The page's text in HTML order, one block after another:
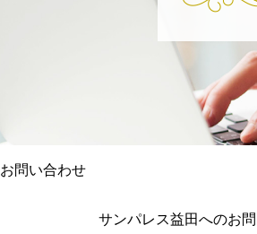
お問い合わせ
サンパレス益田へのお